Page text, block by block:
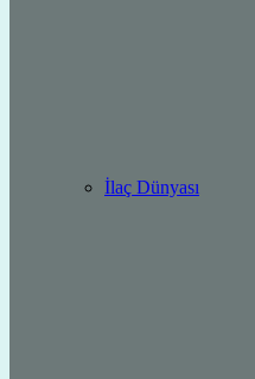
İlaç Dünyası